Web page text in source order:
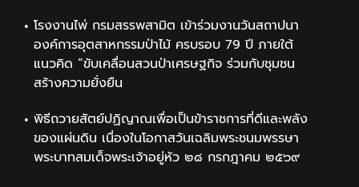
โรงงานไพ่ กรมสรรพสามิต เข้าร่วมงานวันสถาปนา
องค์การอุตสาหกรรมป่าไม้ ครบรอบ 79 ปี ภายใต้
แนวคิด “ขับเคลื่อนสวนป่าเศรษฐกิจ ร่วมกับชุมชน
สร้างความยั่งยืน
พิธีถวายสัตย์ปฏิญาณเพื่อเป็นข้าราชการที่ดีและพลัง
ของแผ่นดิน เนื่องในโอกาสวันเฉลิมพระชนมพรรษา
พระบาทสมเด็จพระเจ้าอยู่หัว ๒๘ กรกฎาคม ๒๕๖๙